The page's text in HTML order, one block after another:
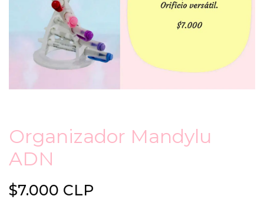
Organizador Mandylu
ADN
$7.000 CLP